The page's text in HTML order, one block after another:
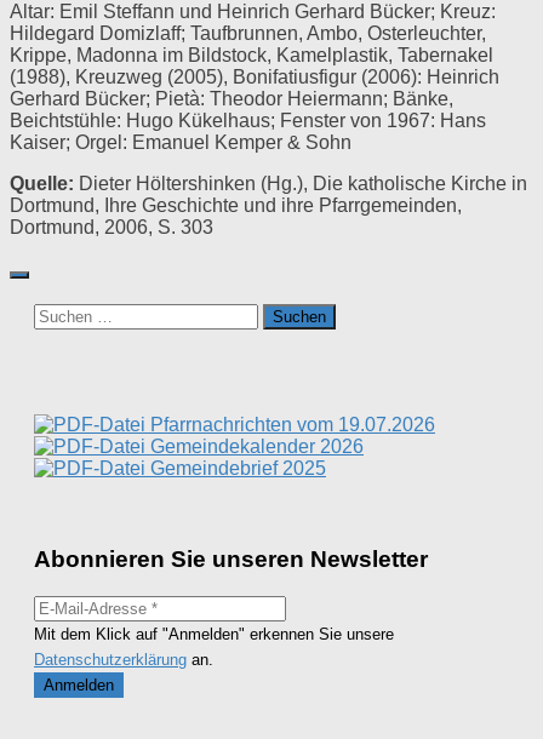
Altar: Emil Steffann und Heinrich Gerhard Bücker; Kreuz:
Hildegard Domizlaff; Taufbrunnen, Ambo, Osterleuchter,
Krippe, Madonna im Bildstock, Kamelplastik, Tabernakel
(1988), Kreuzweg (2005), Bonifatiusfigur (2006): Heinrich
Gerhard Bücker; Pietà: Theodor Heiermann; Bänke,
Beichtstühle: Hugo Kükelhaus; Fenster von 1967: Hans
Kaiser; Orgel: Emanuel Kemper & Sohn
Quelle: Dieter Höltershinken (Hg.), Die katholische Kirche in
Dortmund, Ihre Geschichte und ihre Pfarrgemeinden,
Dortmund, 2006, S. 303
Suchen
nach:
Pfarrnachrichten vom 19.07.2026
Gemeindekalender 2026
Gemeindebrief 2025
Abonnieren Sie unseren Newsletter
Mit dem Klick auf "Anmelden" erkennen Sie unsere
Datenschutzerklärung an.